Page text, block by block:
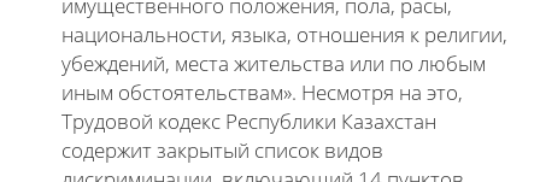
национальности, языка, отношения к религии,
убеждений, места жительства или по любым
иным обстоятельствам». Несмотря на это,
Трудовой кодекс Республики Казахстан
содержит закрытый список видов